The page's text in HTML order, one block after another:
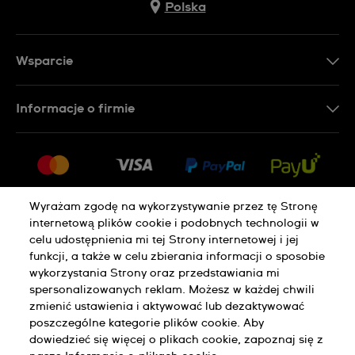
Polska
Wsparcie
Zwroty i reklamacje
Warunki sprzedaży
Odstąp od umowy
Informacje o firmie
Praca
Polityka Prywatności Pliki Cookie
Regulamin Sklepu
Wyrażam zgodę na wykorzystywanie przez tę Stronę
internetową plików cookie i podobnych technologii w
celu udostępnienia mi tej Strony internetowej i jej
funkcji, a także w celu zbierania informacji o sposobie
wykorzystania Strony oraz przedstawiania mi
spersonalizowanych reklam. Możesz w każdej chwili
zmienić ustawienia i aktywować lub dezaktywować
poszczególne kategorie plików cookie. Aby
dowiedzieć się więcej o plikach cookie, zapoznaj się z